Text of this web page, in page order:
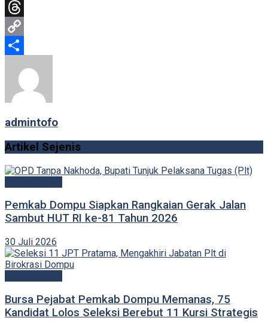
Email
Threads
Copy
admintofo
Artikel Sejenis
Pemkab Dompu Siapkan Rangkaian Gerak Jalan
Sambut HUT RI ke-81 Tahun 2026
30 Juli 2026
Bursa Pejabat Pemkab Dompu Memanas, 75
Kandidat Lolos Seleksi Berebut 11 Kursi Strategis